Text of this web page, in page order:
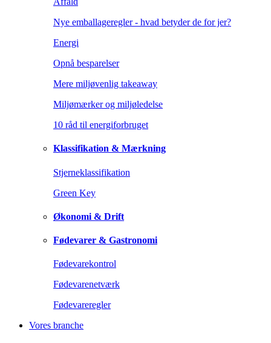
Nye emballageregler - hvad betyder de for jer?
Energi
Opnå besparelser
Mere miljøvenlig takeaway
Miljømærker og miljøledelse
10 råd til energiforbruget
Klassifikation & Mærkning
Stjerneklassifikation
Green Key
Økonomi & Drift
Fødevarer & Gastronomi
Fødevarekontrol
Fødevarenetværk
Fødevareregler
Vores branche